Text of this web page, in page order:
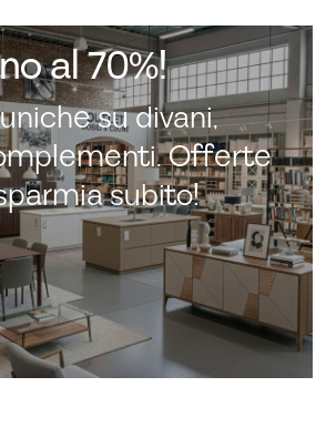
al 70%!
su divani,
Offerte
subito!